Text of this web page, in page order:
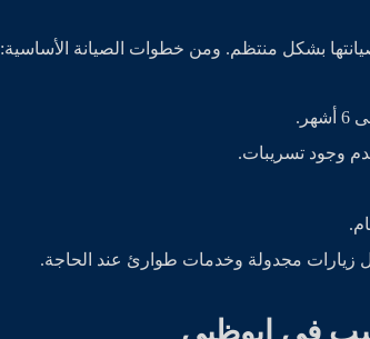
بشكل منتظم. ومن خطوات الصيانة الأساسية:
وجود تسريبات.
مجدولة وخدمات طوارئ عند الحاجة.
في ابوظبي